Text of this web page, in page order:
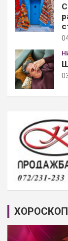
ХОРОСКОП